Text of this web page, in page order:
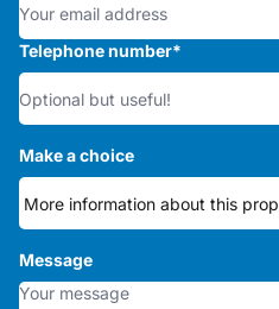
Telephone number*
Make a choice
Message